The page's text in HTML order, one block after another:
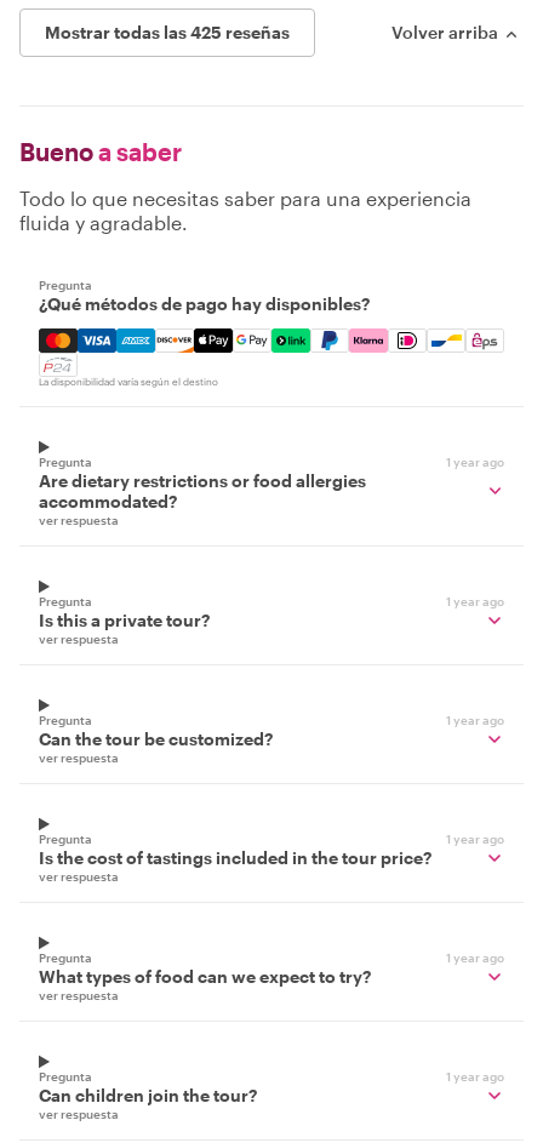
Mostrar todas las 425 reseñas Volver arriba
Buenoa saber
Todo lo que necesitas saber para una experiencia
fluida y agradable.
Pregunta
¿Qué métodos de pago hay disponibles?
Mastercard, Visa, Amex, Discover, Apple Pay, Google
La disponibilidad varía según el destino
Pregunta 1 year ago
Are dietary restrictions or food allergies
accommodated?
ver respuesta
Pregunta 1 year ago
Is this a private tour?
ver respuesta
Pregunta 1 year ago
Can the tour be customized?
ver respuesta
Pregunta 1 year ago
Is the cost of tastings included in the tour price?
ver respuesta
Pregunta 1 year ago
What types of food can we expect to try?
ver respuesta
Pregunta 1 year ago
Can children join the tour?
ver respuesta